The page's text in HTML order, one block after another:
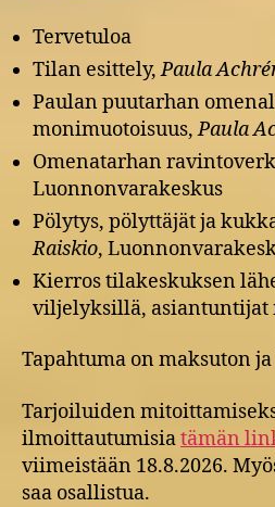
Tervetuloa
Tilan esittely,Paula
Paulan puutarhan
monimuotoisuus,Paula
Omenatarhan
Luonnonvarakeskus
Pölytys, pölyttäjät ja
Raiskio,
Kierros tilakeskuksen
viljelyksillä, asiantuntijat
Tapahtuma on maksuton
Tarjoiluiden
ilmoittautumisiatämän
viimeistään 18.8.2026.
saa osallistua.